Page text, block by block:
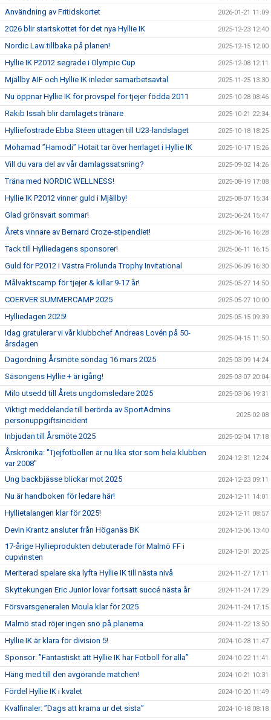
Användning av Fritidskortet 2026-01-21 11:09
2026 blir startskottet för det nya Hyllie IK 2025-12-23 12:40
Nordic Law tillbaka på planen! 2025-12-15 12:00
Hyllie IK P2012 segrade i Olympic Cup 2025-12-08 12:11
Mjällby AIF och Hyllie IK inleder samarbetsavtal 2025-11-25 13:30
Nu öppnar Hyllie IK för provspel för tjejer födda 2011 2025-10-28 08:46
Rakib Issah blir damlagets tränare 2025-10-21 22:34
Hylliefostrade Ebba Steen uttagen till U23-landslaget 2025-10-18 18:25
Mohamad ”Hamodi” Hotait tar över herrlaget i Hyllie IK 2025-10-17 15:26
Vill du vara del av vår damlagssatsning? 2025-09-02 14:26
Träna med NORDIC WELLNESS! 2025-08-19 17:08
Hyllie IK P2012 vinner guld i Mjällby! 2025-08-07 15:34
Glad grönsvart sommar! 2025-06-24 15:47
Årets vinnare av Bernard Croze-stipendiet! 2025-06-16 16:28
Tack till Hylliedagens sponsorer! 2025-06-11 16:15
Guld för P2012 i Västra Frölunda Trophy Invitational 2025-06-09 16:30
Målvaktscamp för tjejer & killar 9-17 år! 2025-05-27 14:50
COERVER SUMMERCAMP 2025 2025-05-27 10:00
Hylliedagen 2025! 2025-05-15 09:39
Idag gratulerar vi vår klubbchef Andreas Lovén på 50-
årsdagen
2025-04-15 11:50
Dagordning Årsmöte söndag 16 mars 2025 2025-03-09 14:24
Säsongens Hyllie + är igång! 2025-03-07 20:04
Milo utsedd till Årets ungdomsledare 2025 2025-03-06 19:31
Viktigt meddelande till berörda av SportAdmins
personuppgiftsincident
2025-02-08
Inbjudan till Årsmöte 2025 2025-02-04 17:18
Årskrönika: "Tjejfotbollen är nu lika stor som hela klubben
var 2008"
2024-12-31 12:24
Ung backbjässe blickar mot 2025 2024-12-23 09:11
Nu är handboken för ledare här! 2024-12-11 14:01
Hyllietalangen klar för 2025! 2024-12-11 08:57
Devin Krantz ansluter från Höganäs BK 2024-12-06 13:40
17-årige Hyllieprodukten debuterade för Malmö FF i
cupvinsten
2024-12-01 20:25
Meriterad spelare ska lyfta Hyllie IK till nästa nivå 2024-11-27 17:11
Skyttekungen Eric Junior lovar fortsatt succé nästa år 2024-11-24 17:29
Försvarsgeneralen Moula klar för 2025 2024-11-24 17:15
Malmö stad röjer ingen snö på planerna 2024-11-22 13:50
Hyllie IK är klara för division 5! 2024-10-28 11:47
Sponsor: ”Fantastiskt att Hyllie IK har Fotboll för alla” 2024-10-22 11:41
Häng med till den avgörande matchen! 2024-10-21 10:31
Fördel Hyllie IK i kvalet 2024-10-20 11:49
Kvalfinaler: ”Dags att krama ur det sista” 2024-10-18 08:18